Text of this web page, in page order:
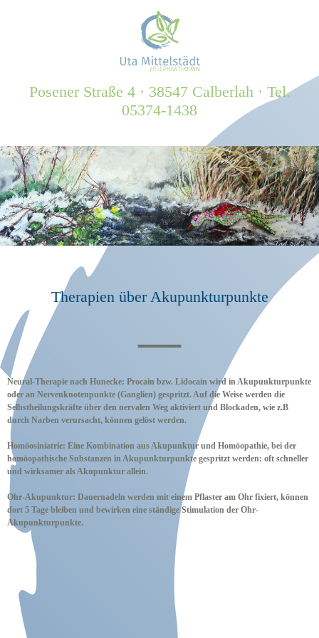
Posener Straße 4 · 38547 Calberlah · Tel.
05374-1438
Therapien über Akupunkturpunkte
—
Neural-Therapie nach Hunecke: Procain bzw. Lidocain wird in Akupunkturpunkte
oder an Nervenknotenpunkte (Ganglien) gespritzt. Auf die Weise werden die
Selbstheilungskräfte über den nervalen Weg aktiviert und Blockaden, wie z.B
durch Narben verursacht, können gelöst werden.
Homöosiniatrie: Eine Kombination aus Akupunktur und Homöopathie, bei der
homöopathische Substanzen in Akupunkturpunkte gespritzt werden: oft schneller
und wirksamer als Akupunktur allein.
Ohr-Akupunktur: Dauernadeln werden mit einem Pflaster am Ohr fixiert, können
dort 5 Tage bleiben und bewirken eine ständige Stimulation der Ohr-
Akupunkturpunkte.